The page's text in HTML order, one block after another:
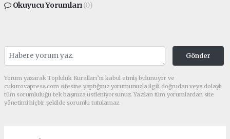
Okuyucu Yorumları(0)
Gönder
Yorum yazarak Topluluk Kuralları’nı kabul etmiş bulunuyor ve
cukurovapress.com sitesine yaptığınız yorumunuzla ilgili doğrudan veya dolaylı
tüm sorumluluğu tek başınıza üstleniyorsunuz. Yazılan tüm yorumlardan site
yönetimi hiçbir şekilde sorumlu tutulamaz.